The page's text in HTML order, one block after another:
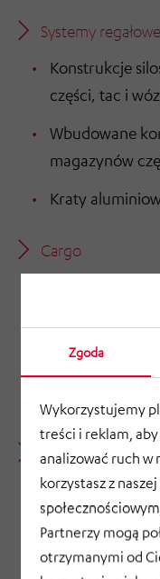
Zgoda
Wykorzystujemy
treści i reklam,
analizować ruch
korzystasz z
Partnerzy mogą
otrzymanymi od
Systemy regałowe
Konstrukcje
części, tac i
Wbudowane
magazynów
Kraty
Cargo
Kartony
Stoły
i wiele innych
Typ magazynu
Pojedynczo
tacami i
Do 18